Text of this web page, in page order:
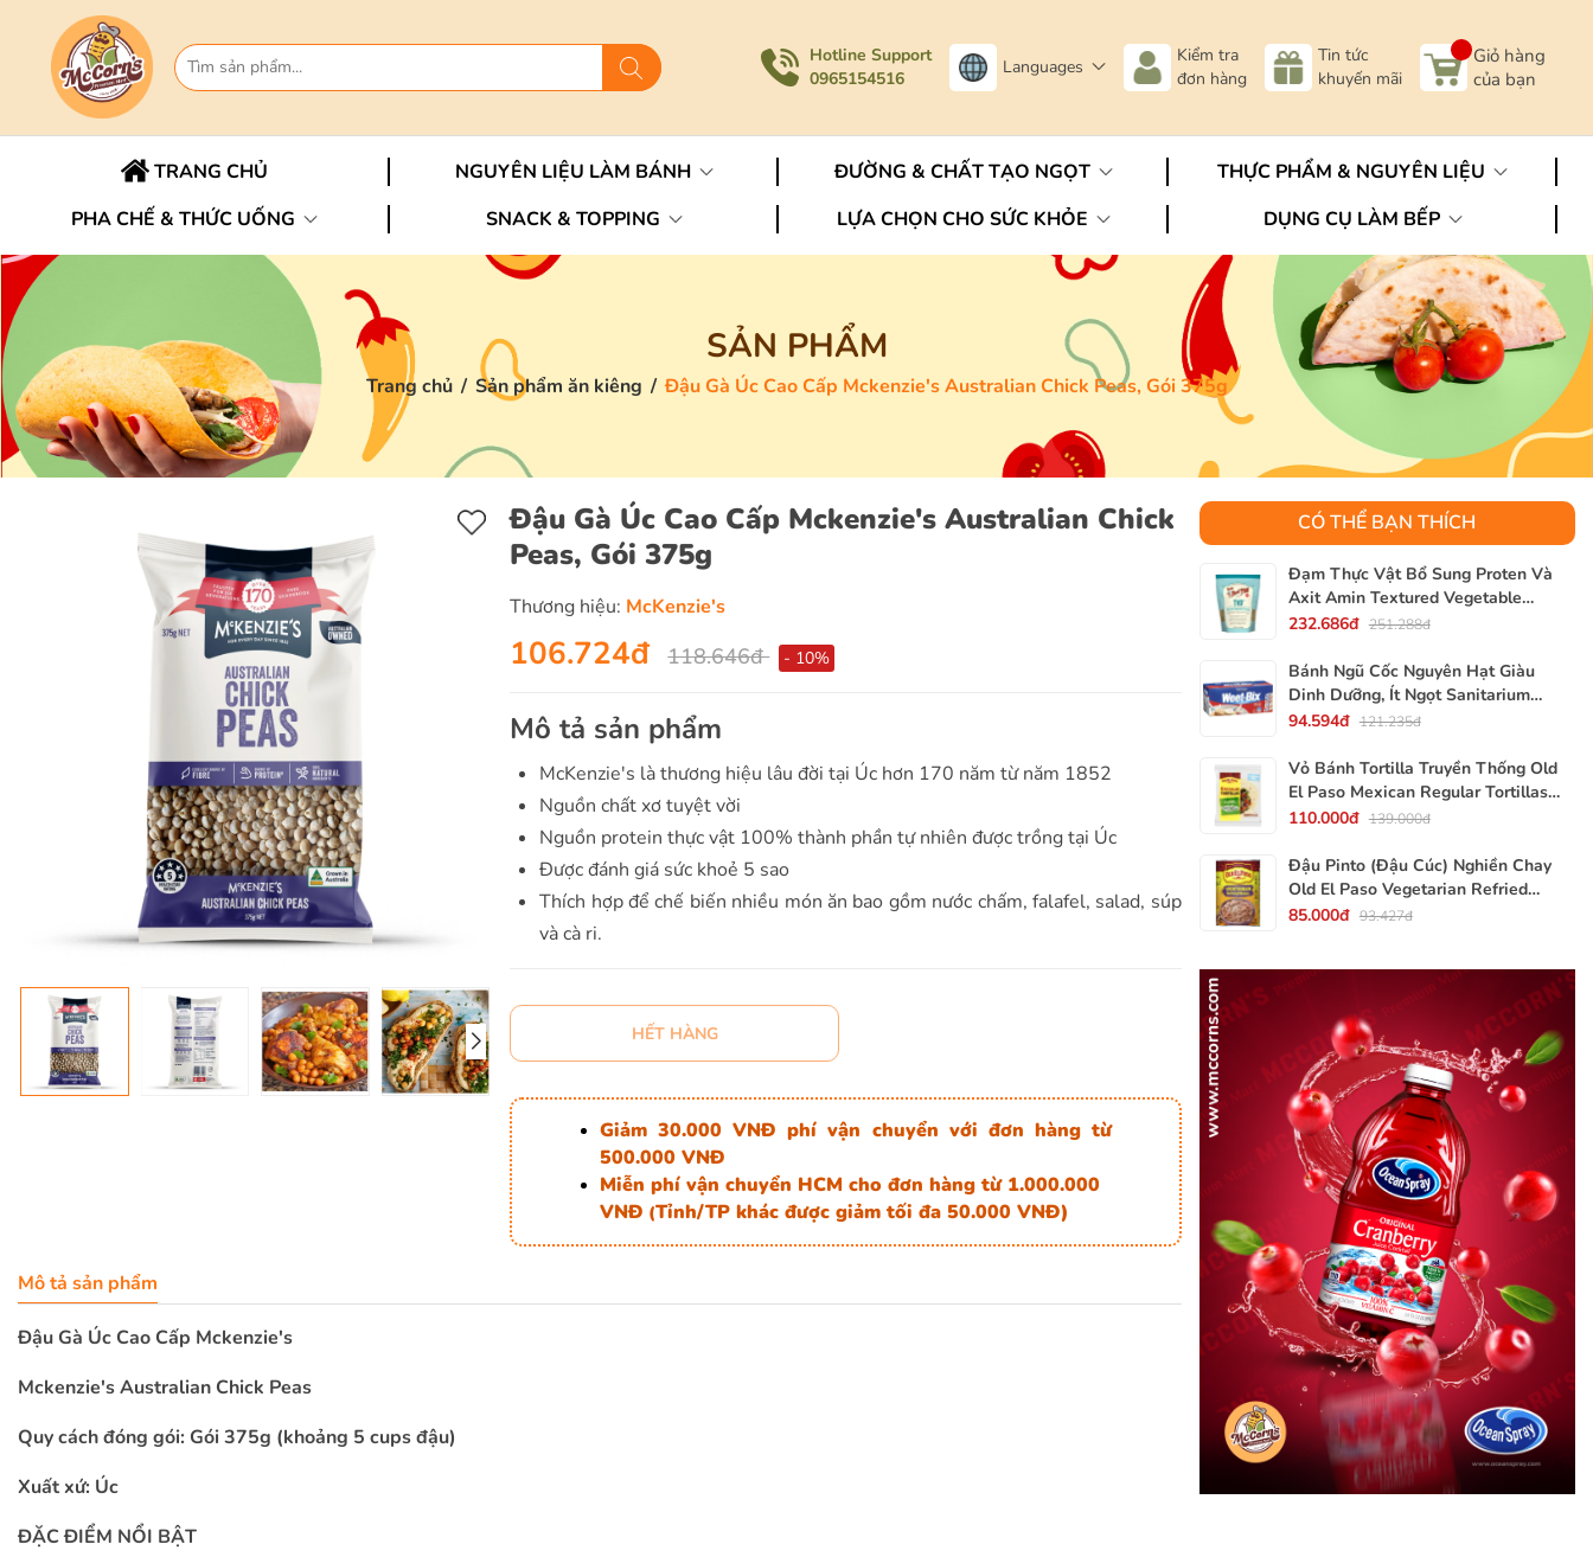
Hotline Support
0965154516
Languages
Kiểm tra
đơn hàng
Tin tức
khuyến mãi
Giỏ hàng
của bạn
TRANG CHỦ NGUYÊN LIỆU LÀM BÁNH ĐƯỜNG & CHẤT TẠO NGỌT
THỰC PHẨM & NGUYÊN LIỆU
PHA CHẾ & THỨC UỐNG
SNACK & TOPPING LỰA CHỌN CHO SỨC KHỎE DỤNG CỤ LÀM BẾP
SẢN PHẨM
Trang chủ / Sản phẩm ăn kiêng / Đậu Gà Úc Cao Cấp Mckenzie's Australian Chick Peas, Gói 375g
Đậu Gà Úc Cao Cấp Mckenzie's Australian Chick
Peas, Gói 375g
Thương hiệu: McKenzie's
106.724đ 118.646đ - 10%
Mô tả sản phẩm
McKenzie's là thương hiệu lâu đời tại Úc hơn 170 năm từ năm 1852
Nguồn chất xơ tuyệt vời
Nguồn protein thực vật 100% thành phần tự nhiên được trồng tại Úc
Được đánh giá sức khoẻ 5 sao
Thích hợp để chế biến nhiều món ăn bao gồm nước chấm, falafel, salad, súp
và cà ri.
HẾT HÀNG
Giảm 30.000 VNĐ phí vận chuyển với đơn hàng từ
500.000 VNĐ
Miễn phí vận chuyển HCM cho đơn hàng từ 1.000.000
VNĐ (Tỉnh/TP khác được giảm tối đa 50.000 VNĐ)
Mô tả sản phẩm
Đậu Gà Úc Cao Cấp Mckenzie's
Mckenzie's Australian Chick Peas
Quy cách đóng gói: Gói 375g (khoảng 5 cups đậu)
Xuất xứ: Úc
ĐẶC ĐIỂM NỔI BẬT
CÓ THỂ BẠN THÍCH
Đạm Thực Vật Bổ Sung Proten Và
Axit Amin Textured Vegetable
Protein TVP Bob's Red Mill, Gói
232.686đ 251.288đ
Bánh Ngũ Cốc Nguyên Hạt Giàu
Dinh Dưỡng, Ít Ngọt Sanitarium
Weet-Bix, Hộp 375g
94.594đ 121.235đ
Vỏ Bánh Tortilla Truyền Thống Old
El Paso Mexican Regular Tortillas
Flour, Gói 240g (Gói 6 Vỏ)
110.000đ 139.000đ
Đậu Pinto (Đậu Cúc) Nghiền Chay
Old El Paso Vegetarian Refried
Beans, Lon 453g (16 Oz.) 1 Lb.
85.000đ 93.427đ